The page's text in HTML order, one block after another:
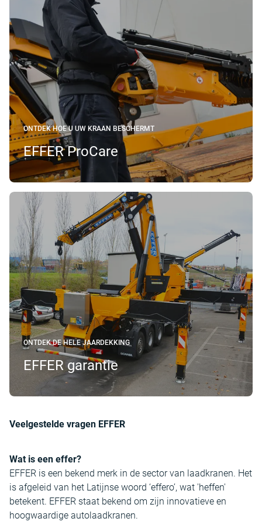
ONTDEK HOE U UW KRAAN BESCHERMT
EFFER ProCare
ONTDEK DE HELE JAARDEKKING
EFFER garantie
Veelgestelde vragen EFFER
Wat is een effer?
EFFER is een bekend merk in de sector van laadkranen. Het
is afgeleid van het Latijnse woord ‘effero’, wat 'heffen'
betekent. EFFER staat bekend om zijn innovatieve en
hoogwaardige autolaadkranen.